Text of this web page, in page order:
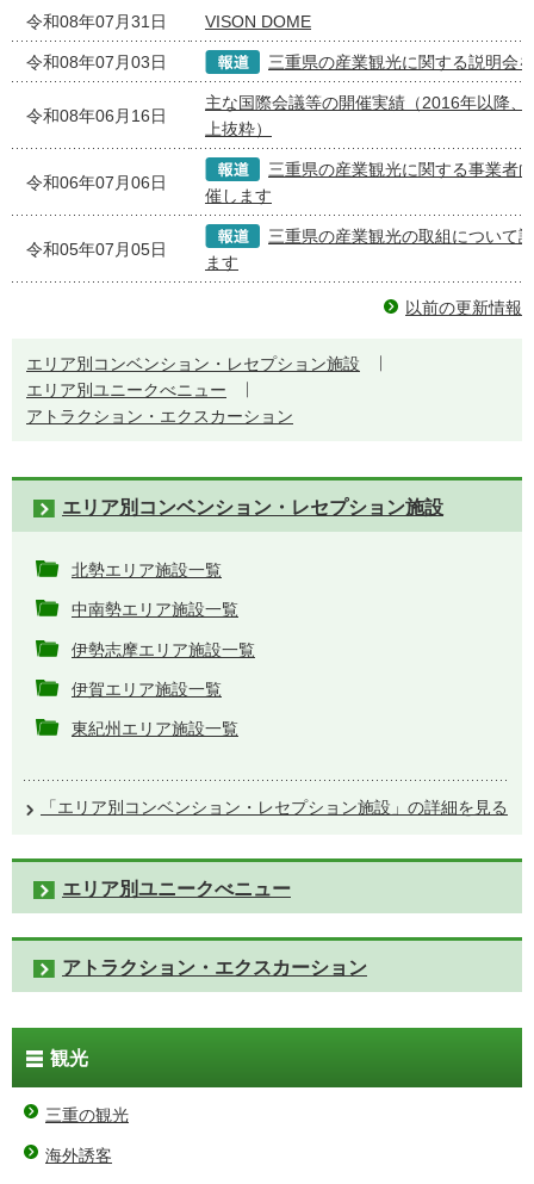
令和08年07月31日 VISON DOME
令和08年07月03日 三重県の産業観光に関する説明会
令和08年06月16日
主な国際会議等の開催実績（2016年以降、
上抜粋）
令和06年07月06日
三重県の産業観光に関する事業者
催します
令和05年07月05日
三重県の産業観光の取組について
ます
以前の更新情報
エリア別コンベンション・レセプション施設
エリア別ユニークべニュー
アトラクション・エクスカーション
エリア別コンベンション・レセプション施設
北勢エリア施設一覧
中南勢エリア施設一覧
伊勢志摩エリア施設一覧
伊賀エリア施設一覧
東紀州エリア施設一覧
「エリア別コンベンション・レセプション施設」の詳細を見る
エリア別ユニークべニュー
アトラクション・エクスカーション
観光
三重の観光
海外誘客